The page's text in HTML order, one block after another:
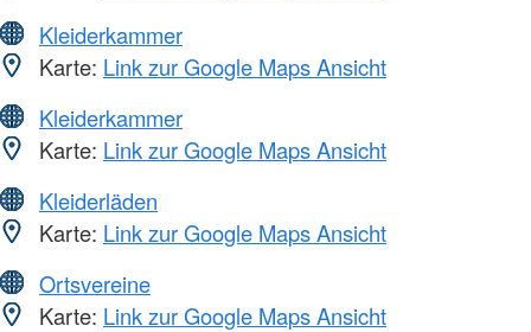
Kleiderkammer
Karte: Link zur Google Maps Ansicht
Kleiderkammer
Karte: Link zur Google Maps Ansicht
Kleiderläden
Karte: Link zur Google Maps Ansicht
Ortsvereine
Karte: Link zur Google Maps Ansicht